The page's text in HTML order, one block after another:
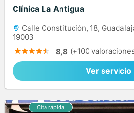
Clínica La Antigua
Calle Constitución, 18,
19003
8,8 (+100
Ver servicio